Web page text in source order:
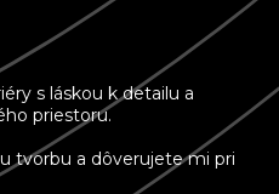
s láskou k detailu a
priestoru.
tvorbu a dôverujete mi pri